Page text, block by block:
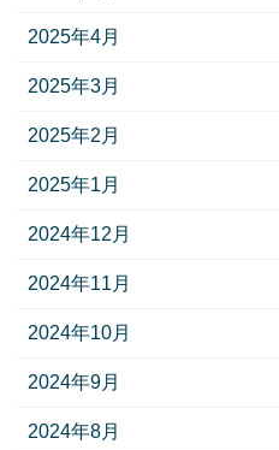
2025年4月
2025年3月
2025年2月
2025年1月
2024年12月
2024年11月
2024年10月
2024年9月
2024年8月